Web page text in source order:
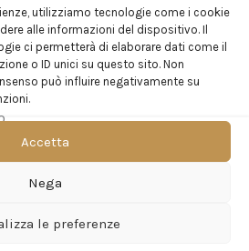
utilizziamo tecnologie come i cookie
alle informazioni del dispositivo. Il
ci permetterà di elaborare dati come il
o ID unici su questo sito. Non
può influire negativamente su
Accetta
Nega
le preferenze
Telegram